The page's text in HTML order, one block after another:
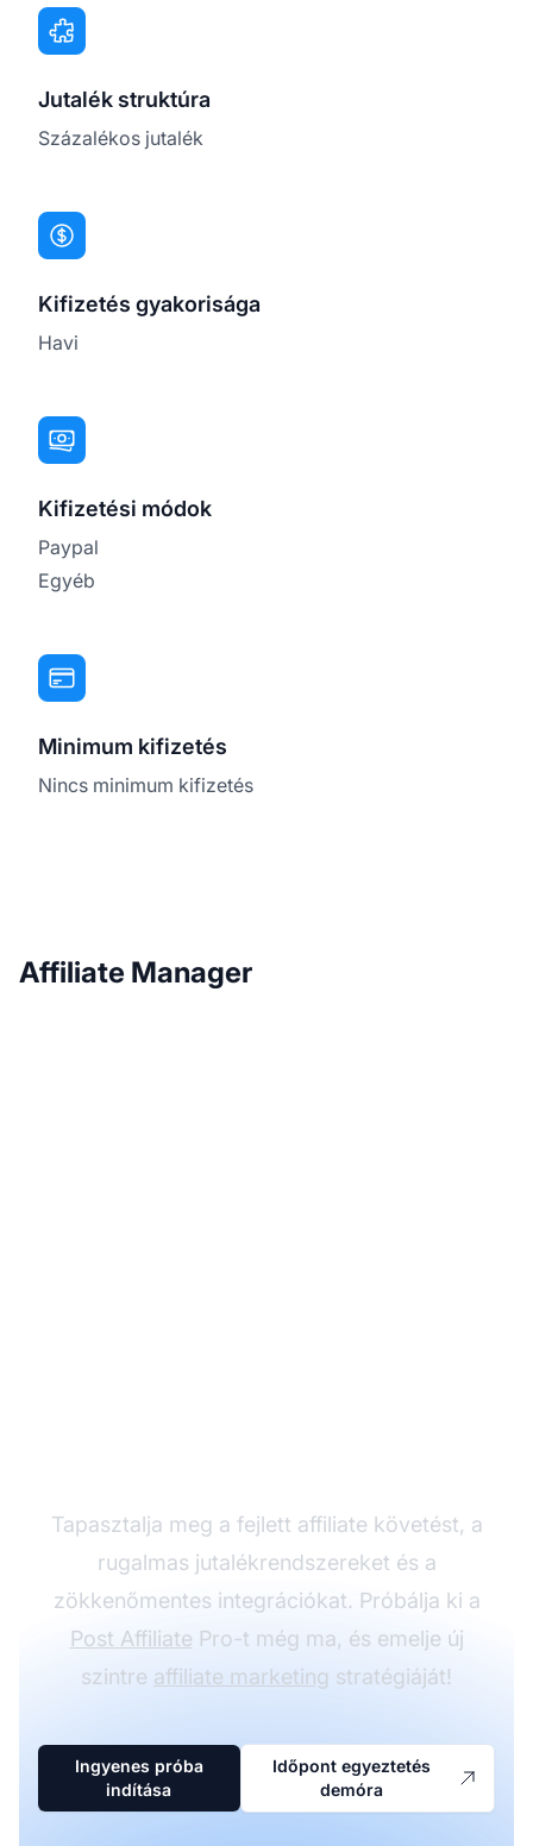
Jutalék struktúra
Százalékos jutalék
Kifizetés gyakorisága
Havi
Kifizetési módok
Paypal
Egyéb
Minimum kifizetés
Nincs minimum kifizetés
Affiliate Manager
Tapasztalja meg a fejlett affiliate követést, a
rugalmas jutalékrendszereket és a
zökkenőmentes integrációkat. Próbálja ki a
Post Affiliate Pro-t még ma, és emelje új
szintre affiliate marketing stratégiáját!
Ingyenes próba
indítása
Időpont egyeztetés
demóra